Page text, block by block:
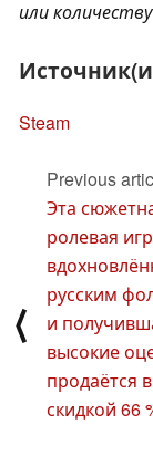
или
Steam
⟨
Previous
Эта
ролевая
русским
и
высокие
продаётся
скидкой 66